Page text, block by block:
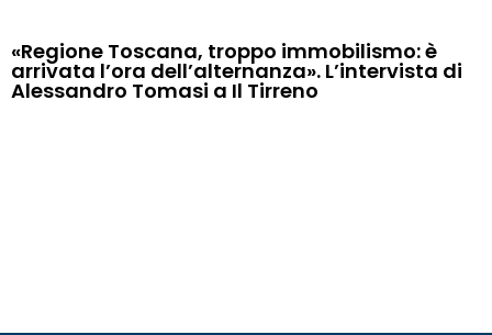
«Regione Toscana, troppo immobilismo: è
arrivata l’ora dell’alternanza». L’intervista di
Alessandro Tomasi a Il Tirreno